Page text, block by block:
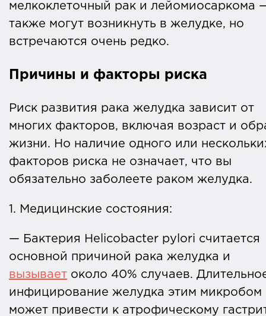
мелкоклеточный рак и лейомиосаркома
также могут возникнуть в желудке, но
встречаются очень редко.
Причины и факторы риска
Риск развития рака желудка зависит от
многих факторов, включая возраст и
жизни. Но наличие одного или
факторов риска не означает, что вы
обязательно заболеете раком желудка.
1. Медицинские состояния:
— Бактерия Helicobacter pylori считается
основной причиной рака желудка и
вызывает около 40% случаев.
инфицирование желудка этим микробом
может привести к атрофическому